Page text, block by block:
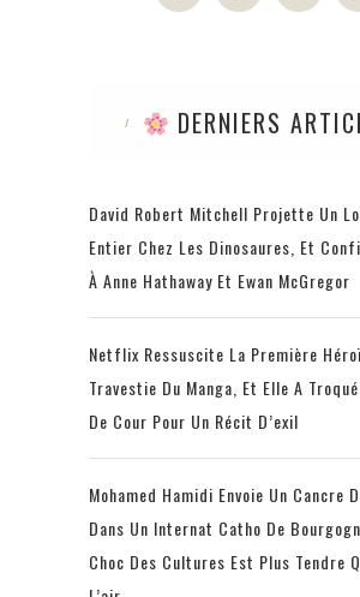
DERNIERS
David Robert Mitchell Projette Un
Entier Chez Les Dinosaures, Et
À Anne Hathaway Et Ewan McGregor
Netflix Ressuscite La Première
Travestie Du Manga, Et Elle A
De Cour Pour Un Récit D’exil
Mohamed Hamidi Envoie Un Cancre
Dans Un Internat Catho De
Choc Des Cultures Est Plus Tendre